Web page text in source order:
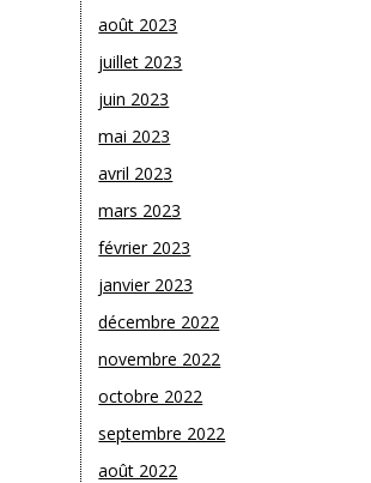
août 2023
juillet 2023
juin 2023
mai 2023
avril 2023
mars 2023
février 2023
janvier 2023
décembre 2022
novembre 2022
octobre 2022
septembre 2022
août 2022